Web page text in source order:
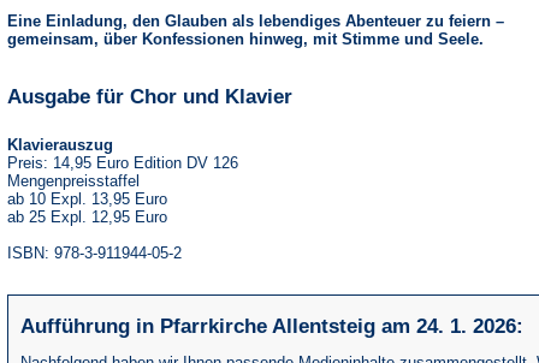
Eine Einladung, den Glauben als lebendiges Abenteuer zu feiern –
gemeinsam, über Konfessionen hinweg, mit Stimme und Seele.
Ausgabe für Chor und Klavier
Klavierauszug
Preis: 14,95 Euro Edition DV 126
Mengenpreisstaffel
ab 10 Expl. 13,95 Euro
ab 25 Expl. 12,95 Euro
ISBN: 978-3-911944-05-2
Aufführung in Pfarrkirche Allentsteig am 24. 1. 2026: